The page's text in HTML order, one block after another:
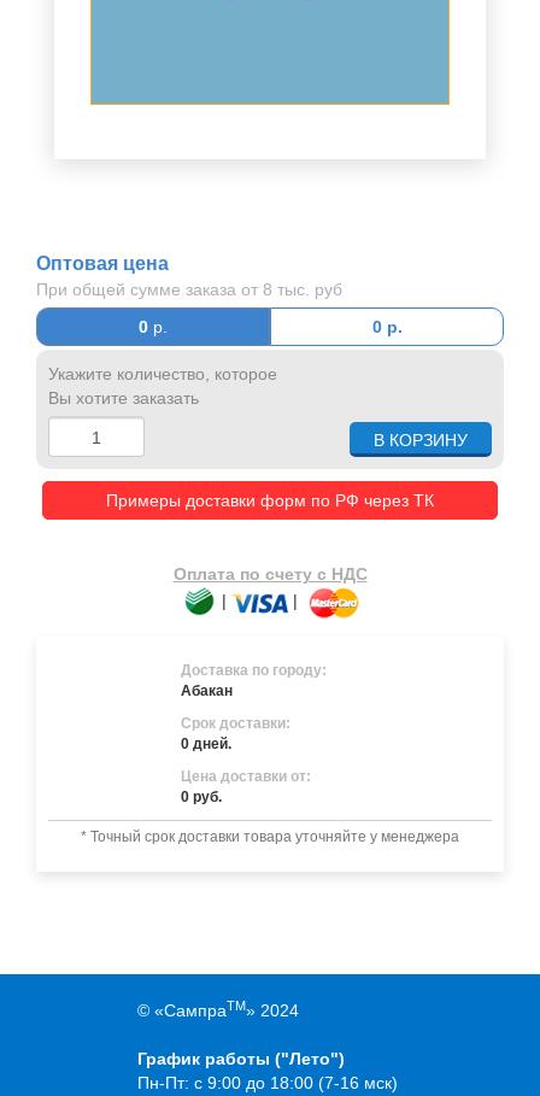
Оптовая цена
При общей сумме заказа от 8 тыс. руб
0 р. 0 р.
Укажите количество, которое
Вы хотите заказать
Примеры доставки форм по РФ через ТК
Оплата по счету с НДС
|
|
Доставка по городу:
Абакан
Срок доставки:
0 дней.
Цена доставки от:
0 руб.
* Точный срок доставки товара уточняйте у менеджера
© «СампраTM» 2024
График работы ("Лето")
Пн-Пт: с 9:00 до 18:00 (7-16 мск)